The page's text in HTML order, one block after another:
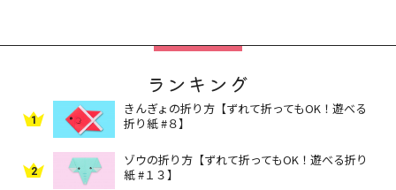
ランキング
1
きんぎょの折り方【ずれて折ってもOK！遊べる
折り紙 #８】
2
ゾウの折り方【ずれて折ってもOK！遊べる折り
紙 #１３】